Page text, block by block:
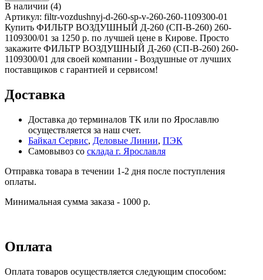
В наличии (4)
Артикул: filtr-vozdushnyj-d-260-sp-v-260-260-1109300-01
Купить ФИЛЬТР ВОЗДУШНЫЙ Д-260 (СП-В-260) 260-
1109300/01 за 1250 р. по лучшей цене в Кирове. Просто
закажите ФИЛЬТР ВОЗДУШНЫЙ Д-260 (СП-В-260) 260-
1109300/01 для своей компании - Воздушные от лучших
поставщиков с гарантией и сервисом!
Доставка
Доставка до терминалов ТК или по Ярославлю
осуществляется за наш счет.
Байкал Сервис, Деловые Линии, ПЭК
Самовывоз со склада г. Ярославля
Отправка товара в течении 1-2 дня после поступления
оплаты.
Минимальная сумма заказа - 1000 р.
Оплата
Оплата товаров осуществляется следующим способом: